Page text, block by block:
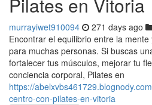
murrayiwet910094 271 days ago
Encontrar el equilibrio entre la
para muchas personas. Si buscas
fortalecer tus músculos, mejorar tu
conciencia corporal, Pilates en
https://
centro-con-pilates-en-vitoria